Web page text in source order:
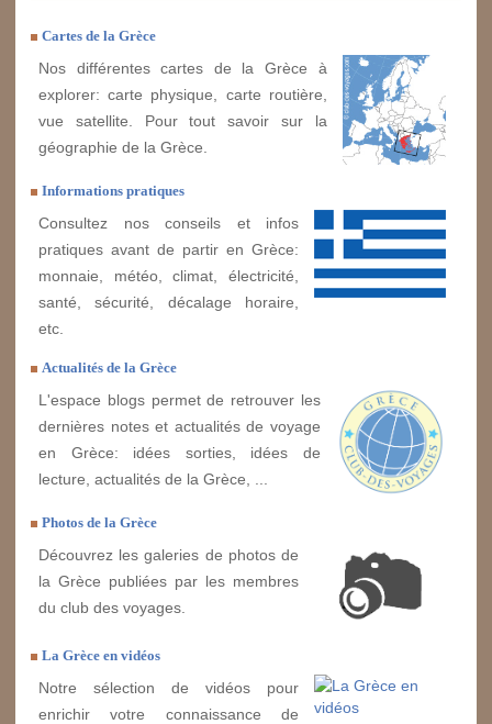
Cartes de la Grèce
Nos différentes cartes de la Grèce à
explorer: carte physique, carte routière,
vue satellite. Pour tout savoir sur la
géographie de la Grèce.
Informations pratiques
Consultez nos conseils et infos
pratiques avant de partir en Grèce:
monnaie, météo, climat, électricité,
santé, sécurité, décalage horaire,
etc.
Actualités de la Grèce
L'espace blogs permet de retrouver les
dernières notes et actualités de voyage
en Grèce: idées sorties, idées de
lecture, actualités de la Grèce, ...
Photos de la Grèce
Découvrez les galeries de photos de
la Grèce publiées par les membres
du club des voyages.
La Grèce en vidéos
Notre sélection de vidéos pour
enrichir votre connaissance de